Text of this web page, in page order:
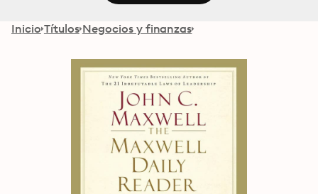
Inicio Títulos Negocios y finanzas